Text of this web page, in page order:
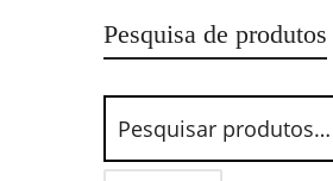
Pesquisa de produtos